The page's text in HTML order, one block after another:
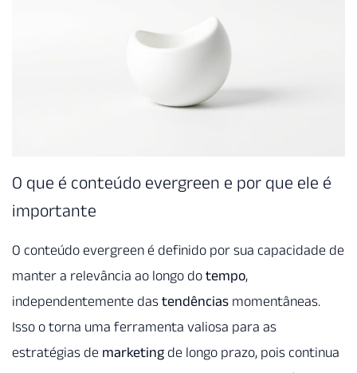
O que é conteúdo evergreen e por que ele é
importante
O conteúdo evergreen é definido por sua capacidade de
manter a relevância ao longo do tempo,
independentemente das tendências momentâneas.
Isso o torna uma ferramenta valiosa para as
estratégias de marketingde longo prazo, pois continua